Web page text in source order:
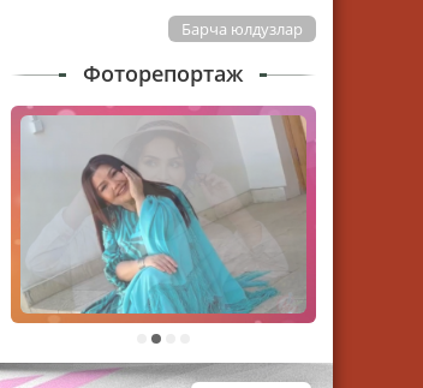
Барча юлдузлар
Фоторепортаж
2